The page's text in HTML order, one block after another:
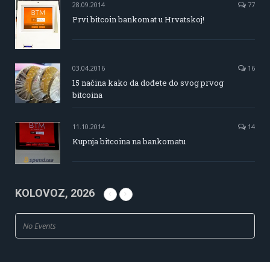
28.09.2014 77
Prvi bitcoin bankomat u Hrvatskoj!
03.04.2016 16
15 načina kako da dođete do svog prvog
bitcoina
11.10.2014 14
Kupnja bitcoina na bankomatu
KOLOVOZ, 2026
No Events